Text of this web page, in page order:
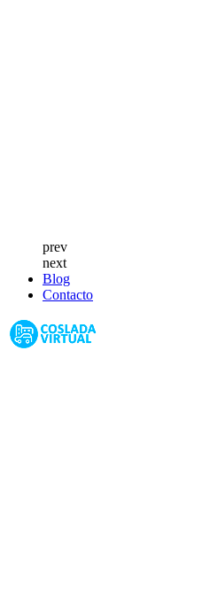
prev
next
Blog
Contacto